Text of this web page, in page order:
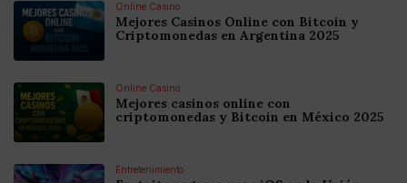
Online Casino
Mejores Casinos Online con Bitcoin y
Criptomonedas en Argentina 2025
Online Casino
Mejores casinos online con
criptomonedas y Bitcoin en México 2025
Entretenimiento